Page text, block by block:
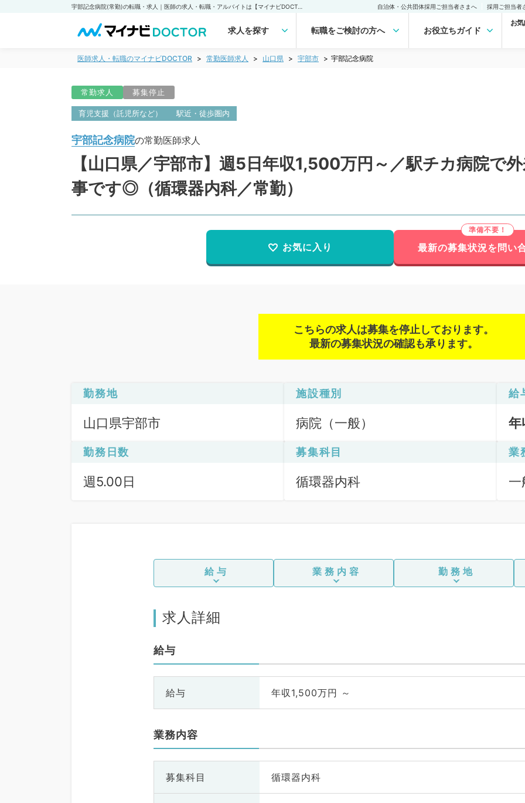
自治体・公共団体採用ご担当者さまへ 採用ご担当者
求人を探す 転職をご検討の方へ お役立ちガイド
お
医師求人・転職のマイナビDOCTOR 常勤医師求人 山口県 宇部市 宇部記念病院
常勤求人 募集停止
育児支援（託児所など） 駅近・徒歩圏内
宇部記念病院の常勤医師求人
【山口県／宇部市】週5日年収1,500万円～／駅チカ病院で
事です◎（循環器内科／常勤）
お気に入り 最新の募集状況を問い
こちらの求人は募集を停止しております。
最新の募集状況の確認も承ります。
勤務地
山口県宇部市
施設種別
病院（一般）
給
年
勤務日数
週5.00日
募集科目
循環器内科
業
一
給与 業務内容 勤務地
求人詳細
給与
給与 年収1,500万円 ～
業務内容
募集科目 循環器内科